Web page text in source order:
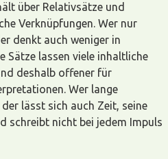
über Relativsätze und
Verknüpfungen. Wer nur
denkt auch weniger in
Sätze lassen viele inhaltliche
deshalb offener für
Wer lange
lässt sich auch Zeit, seine
schreibt nicht bei jedem Impuls